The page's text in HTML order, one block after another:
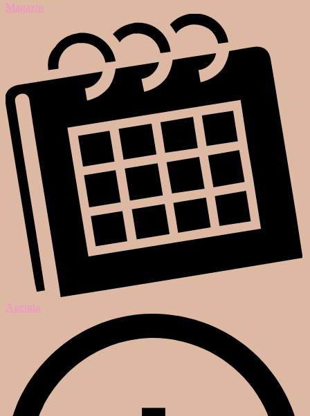
Magazin
Agenda